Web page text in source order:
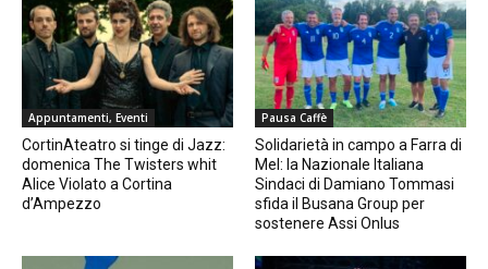
Appuntamenti, Eventi
CortinAteatro si tinge di Jazz:
domenica The Twisters whit
Alice Violato a Cortina
d’Ampezzo
Pausa Caffè
Solidarietà in campo a Farra di
Mel: la Nazionale Italiana
Sindaci di Damiano Tommasi
sfida il Busana Group per
sostenere Assi Onlus